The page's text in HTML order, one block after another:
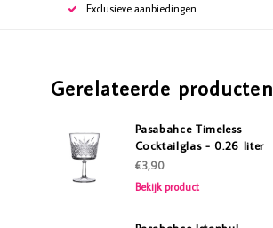
Exclusieve aanbiedingen
Gerelateerde producten
Pasabahce Timeless
Cocktailglas - 0.26 liter
€3,90
Bekijk product